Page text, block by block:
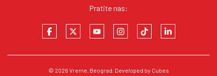
Pratite nas:
© 2026 Vreme, Beograd. Developed by Cubes